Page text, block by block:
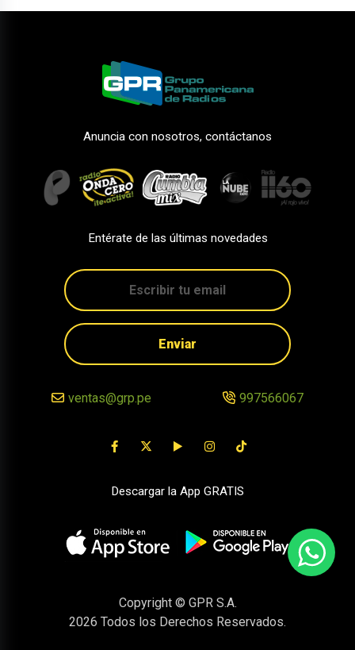
Anuncia con nosotros, contáctanos
Entérate de las últimas novedades
Enviar
ventas@grp.pe 997566067
Descargar la App GRATIS
Copyright © GPR S.A.
2026 Todos los Derechos Reservados.